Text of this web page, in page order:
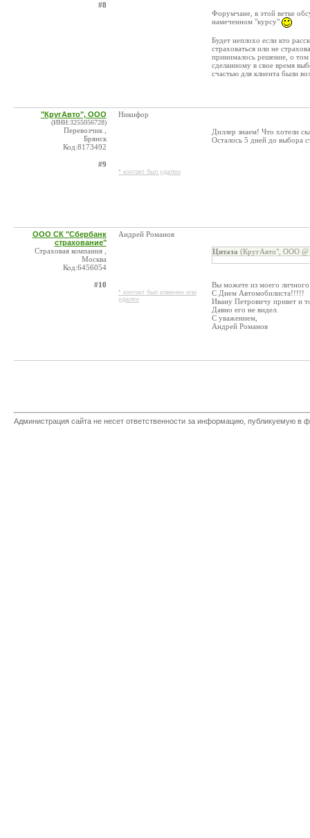
#8
Форумчане, в этой ветке
намеченном "курсу"
Будет неплохо если кто
страховаться или не
принималось решение, о том
сделанному в свое время
счастью для клиента были
"КругАвто", ООО
(ИНН:3255056728)
Перевозчик ,
Брянск
Код:8173492
#9
Никифор
* контакт был удален
Диллер знаем! Что хотели
Осталось 5 дней до выбора
ООО СК "Сбербанк
страхование"
Страховая компания ,
Москва
Код:6456054
#10
Андрей Романов
* контакт был изменен или
удален
Цитата (КругАвто", ООО @
Вы можете из моего личного
С Днем Автомобилиста!!!!!
Ивану Петровичу привет и
Давно его не видел.
С уважением,
Андрей Романов
Администрация сайта не несет ответственности за информацию, публикуемую